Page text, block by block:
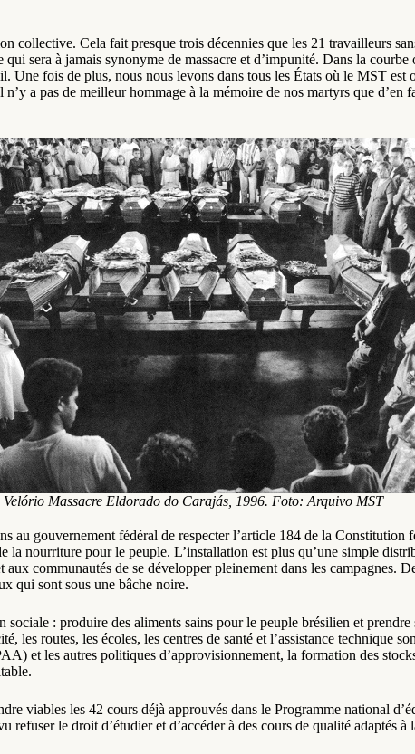
collective. Cela fait presque trois décennies que les 21 travailleurs
sera à jamais synonyme de massacre et d’impunité. Dans la
Une fois de plus, nous nous levons dans tous les États où le MST
a pas de meilleur hommage à la mémoire de nos martyrs que d’en
Velório Massacre Eldorado do Carajás, 1996. Foto: Arquivo MST
au gouvernement fédéral de respecter l’article 184 de la
nourriture pour le peuple. L’installation est plus qu’une simple
communautés de se développer pleinement dans les campagnes.
qui sont sous une bâche noire.
: produire des aliments sains pour le peuple brésilien et
les routes, les écoles, les centres de santé et l’assistance technique
et les autres politiques d’approvisionnement, la formation des
viables les 42 cours déjà approuvés dans le Programme national
le droit d’étudier et d’accéder à des cours de qualité adaptés à